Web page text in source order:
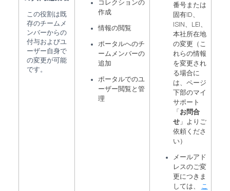
この役割は既
存のチームメ
ンバーからの
付与およびユ
ーザー自身で
の変更が可能
です。
コレクションの
作成
情報の閲覧
ポータルへのチ
ームメンバーの
追加
ポータルでのユ
ーザー閲覧と管
理
番号または
固有ID、
ISIN、LEI、
本社所在地
の変更（こ
れらの情報
を変更され
る場合に
は、ページ
下部のマイ
サポート
「 お問合
せ」よりご
依頼くださ
い）
メールアド
レスのご変
更につきま
しては、
こ